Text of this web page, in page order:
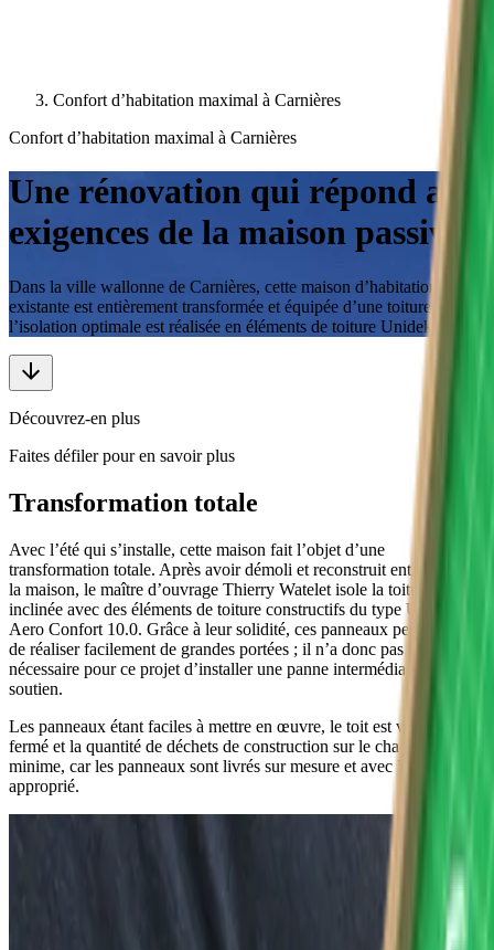
Confort d’habitation maximal à Carnières
Confort d’habitation maximal à Carnières
Une rénovation qui répond aux
exigences de la maison passive
Dans la ville wallonne de Carnières, cette maison d’habitation
existante est entièrement transformée et équipée d’une toiture dont
l’isolation optimale est réalisée en éléments de toiture Unidek.
Découvrez-en plus
Faites défiler pour en savoir plus
Transformation totale
Avec l’été qui s’installe, cette maison fait l’objet d’une
transformation totale. Après avoir démoli et reconstruit entièrement
la maison, le maître d’ouvrage Thierry Watelet isole la toiture
inclinée avec des éléments de toiture constructifs du type Unidek
Aero Confort 10.0. Grâce à leur solidité, ces panneaux permettent
de réaliser facilement de grandes portées ; il n’a donc pas été
nécessaire pour ce projet d’installer une panne intermédiaire de
soutien.
Les panneaux étant faciles à mettre en œuvre, le toit est vite et bien
fermé et la quantité de déchets de construction sur le chantier est
minime, car les panneaux sont livrés sur mesure et avec le chanfrein
approprié.